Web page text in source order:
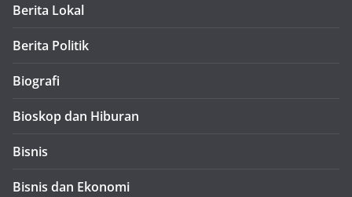
Berita Lokal
Berita Politik
Biografi
Bioskop dan Hiburan
Bisnis
Bisnis dan Ekonomi